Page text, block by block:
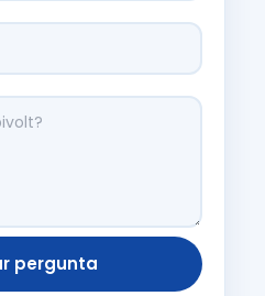
pergunta